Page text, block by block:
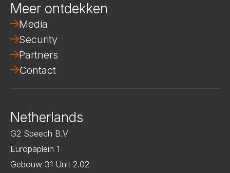
Meer ontdekken
Media
Security
Partners
Contact
Netherlands
G2 Speech B.V
Europaplein 1
Gebouw 31 Unit 2.02